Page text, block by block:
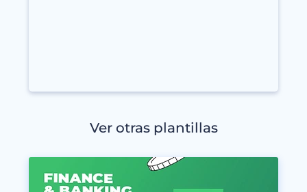
Ver otras plantillas